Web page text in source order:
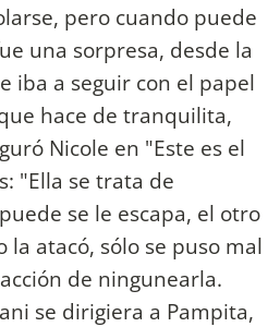
pero cuando puede
una sorpresa, desde la
iba a seguir con el papel
hace de tranquilita,
Nicole en "Este es el
"Ella se trata de
se le escapa, el otro
la atacó, sólo se puso mal
de ningunearla.
se dirigiera a Pampita,